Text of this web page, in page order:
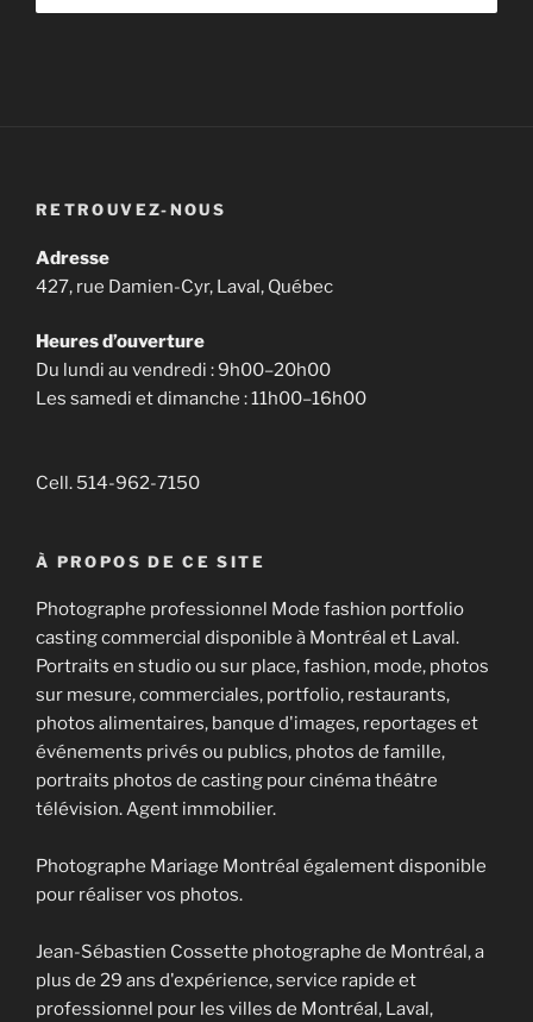
RETROUVEZ-NOUS
Adresse
427, rue Damien-Cyr, Laval, Québec
Heures d’ouverture
Du lundi au vendredi : 9h00–20h00
Les samedi et dimanche : 11h00–16h00
Cell. 514-962-7150
À PROPOS DE CE SITE
Photographe professionnel Mode fashion portfolio
casting commercial disponible à Montréal et Laval.
Portraits en studio ou sur place, fashion, mode, photos
sur mesure, commerciales, portfolio, restaurants,
photos alimentaires, banque d'images, reportages et
événements privés ou publics, photos de famille,
portraits photos de casting pour cinéma théâtre
télévision. Agent immobilier.
Photographe Mariage Montréal également disponible
pour réaliser vos photos.
Jean-Sébastien Cossette photographe de Montréal, a
plus de 29 ans d'expérience, service rapide et
professionnel pour les villes de Montréal, Laval,